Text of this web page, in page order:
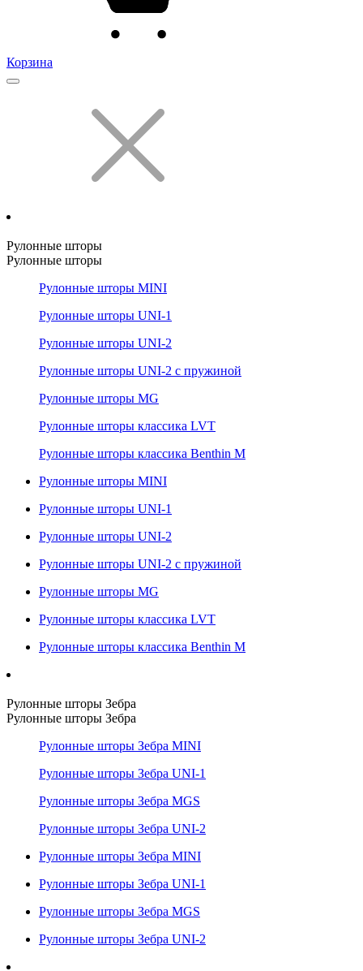
Корзина
Рулонные шторы
Рулонные шторы
Рулонные шторы MINI
Рулонные шторы UNI-1
Рулонные шторы UNI-2
Рулонные шторы UNI-2 с пружиной
Рулонные шторы MG
Рулонные шторы классика LVT
Рулонные шторы классика Benthin M
Рулонные шторы MINI
Рулонные шторы UNI-1
Рулонные шторы UNI-2
Рулонные шторы UNI-2 с пружиной
Рулонные шторы MG
Рулонные шторы классика LVT
Рулонные шторы классика Benthin M
Рулонные шторы Зебра
Рулонные шторы Зебра
Рулонные шторы Зебра MINI
Рулонные шторы Зебра UNI-1
Рулонные шторы Зебра MGS
Рулонные шторы Зебра UNI-2
Рулонные шторы Зебра MINI
Рулонные шторы Зебра UNI-1
Рулонные шторы Зебра MGS
Рулонные шторы Зебра UNI-2